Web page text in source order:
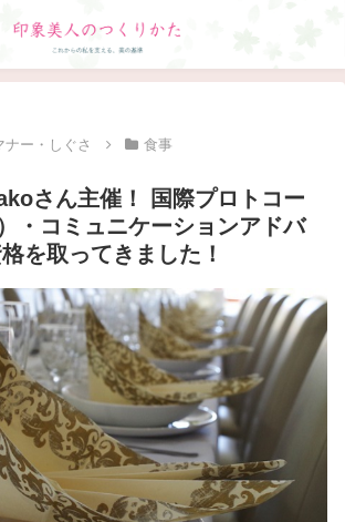
ナー・しぐさ 食事
さん主催！ 国際プロトコー
・コミュニケーションアドバ
を取ってきました！